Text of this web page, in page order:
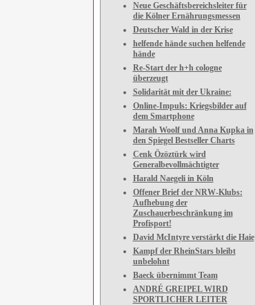
Neue Geschäftsbereichsleiter für
die Kölner Ernährungsmessen
Deutscher Wald in der Krise
helfende hände suchen helfende
hände
Re-Start der h+h cologne
überzeugt
Solidarität mit der Ukraine:
Online-Impuls: Kriegsbilder auf
dem Smartphone
Marah Woolf und Anna Kupka in
den Spiegel Bestseller Charts
Cenk Özöztürk wird
Generalbevollmächtigter
Harald Naegeli in Köln
Offener Brief der NRW-Klubs:
Aufhebung der
Zuschauerbeschränkung im
Profisport!
David McIntyre verstärkt die Haie
Kampf der RheinStars bleibt
unbelohnt
Baeck übernimmt Team
ANDRÉ GREIPEL WIRD
SPORTLICHER LEITER